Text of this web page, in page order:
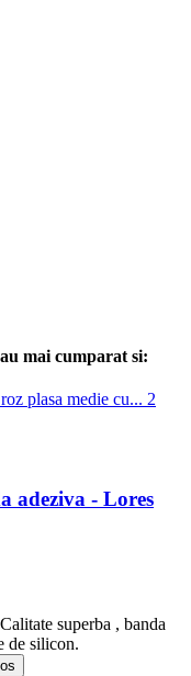
mai cumparat si:
adeziva - Lores
superba , banda
de silicon.